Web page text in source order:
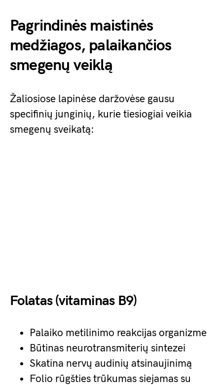
Pagrindinės maistinės
medžiagos, palaikančios
smegenų veiklą
Žaliosiose lapinėse daržovėse gausu
specifinių junginių, kurie tiesiogiai veikia
smegenų sveikatą:
Folatas (vitaminas B9)
Palaiko metilinimo reakcijas organizme
Būtinas neurotransmiterių sintezei
Skatina nervų audinių atsinaujinimą
Folio rūgšties trūkumas siejamas su